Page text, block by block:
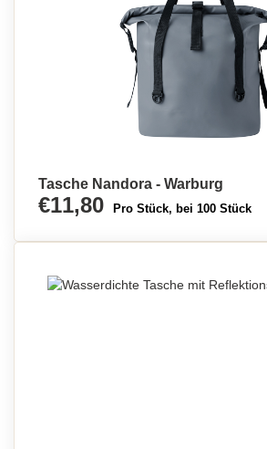
Tasche Nandora - Warburg
€11,80 Pro Stück, bei 100 Stück